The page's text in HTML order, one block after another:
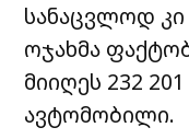
სანაცვლოდ კი
ოჯახმა
მიიღეს 232
ავტომობილი.